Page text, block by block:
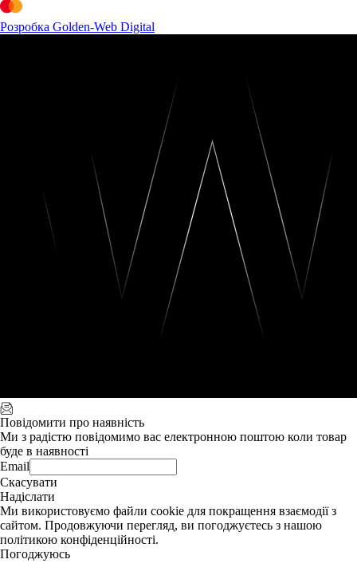
Розробка Golden-Web Digital
Повідомити про наявність
Ми з радістю повідомимо вас електронною поштою коли товар
буде в наявності
Email
Скасувати
Надіслати
Ми використовуємо файли cookie для покращення взаємодії з
сайтом. Продовжуючи перегляд, ви погоджуєтесь з нашою
політикою конфіденційності.
Погоджуюсь